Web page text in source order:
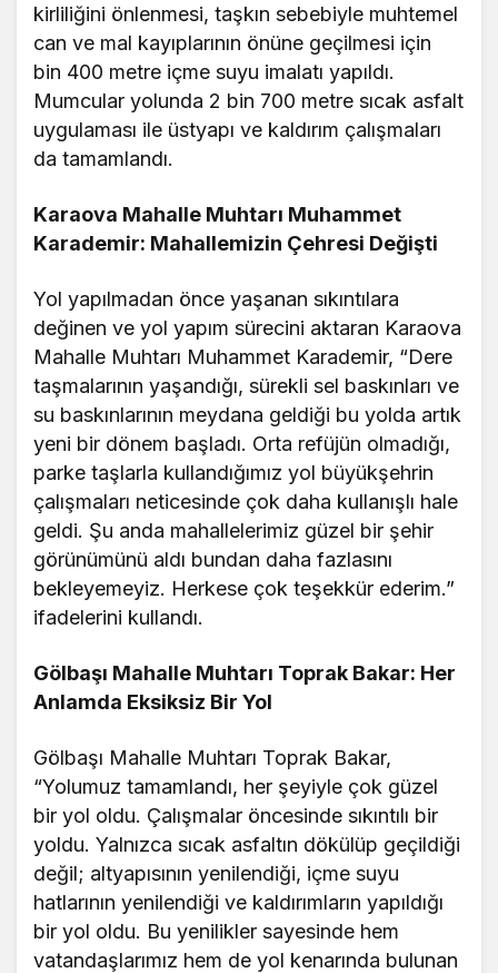
kirliliğini önlenmesi, taşkın sebebiyle muhtemel
can ve mal kayıplarının önüne geçilmesi için
bin 400 metre içme suyu imalatı yapıldı.
Mumcular yolunda 2 bin 700 metre sıcak asfalt
uygulaması ile üstyapı ve kaldırım çalışmaları
da tamamlandı.
Karaova Mahalle Muhtarı Muhammet
Karademir: Mahallemizin Çehresi Değişti
Yol yapılmadan önce yaşanan sıkıntılara
değinen ve yol yapım sürecini aktaran Karaova
Mahalle Muhtarı Muhammet Karademir, “Dere
taşmalarının yaşandığı, sürekli sel baskınları ve
su baskınlarının meydana geldiği bu yolda artık
yeni bir dönem başladı. Orta refüjün olmadığı,
parke taşlarla kullandığımız yol büyükşehrin
çalışmaları neticesinde çok daha kullanışlı hale
geldi. Şu anda mahallelerimiz güzel bir şehir
görünümünü aldı bundan daha fazlasını
bekleyemeyiz. Herkese çok teşekkür ederim.”
ifadelerini kullandı.
Gölbaşı Mahalle Muhtarı Toprak Bakar: Her
Anlamda Eksiksiz Bir Yol
Gölbaşı Mahalle Muhtarı Toprak Bakar,
“Yolumuz tamamlandı, her şeyiyle çok güzel
bir yol oldu. Çalışmalar öncesinde sıkıntılı bir
yoldu. Yalnızca sıcak asfaltın dökülüp geçildiği
değil; altyapısının yenilendiği, içme suyu
hatlarının yenilendiği ve kaldırımların yapıldığı
bir yol oldu. Bu yenilikler sayesinde hem
vatandaşlarımız hem de yol kenarında bulunan